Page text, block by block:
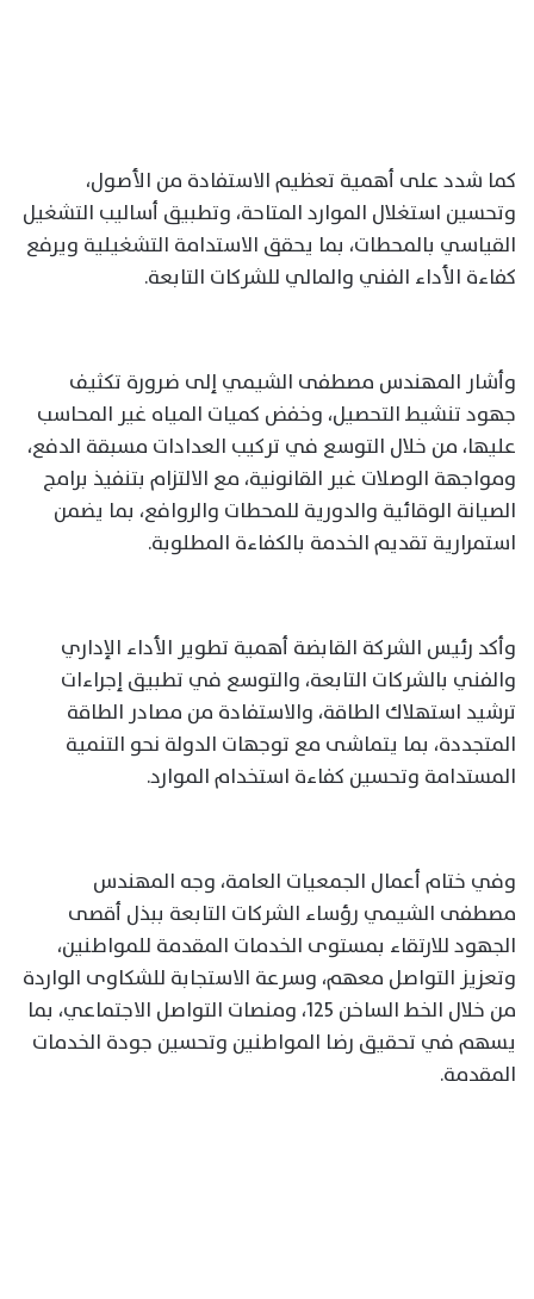
كما شدد على أهمية تعظيم الاستفادة من الأصول،
وتحسين استغلال الموارد المتاحة، وتطبيق أساليب التشغيل
القياسي بالمحطات، بما يحقق الاستدامة التشغيلية ويرفع
كفاءة الأداء الفني والمالي للشركات التابعة.
وأشار المهندس مصطفى الشيمي إلى ضرورة تكثيف
جهود تنشيط التحصيل، وخفض كميات المياه غير المحاسب
عليها، من خلال التوسع في تركيب العدادات مسبقة الدفع،
ومواجهة الوصلات غير القانونية، مع الالتزام بتنفيذ برامج
الصيانة الوقائية والدورية للمحطات والروافع، بما يضمن
استمرارية تقديم الخدمة بالكفاءة المطلوبة.
وأكد رئيس الشركة القابضة أهمية تطوير الأداء الإداري
والفني بالشركات التابعة، والتوسع في تطبيق إجراءات
ترشيد استهلاك الطاقة، والاستفادة من مصادر الطاقة
المتجددة، بما يتماشى مع توجهات الدولة نحو التنمية
المستدامة وتحسين كفاءة استخدام الموارد.
وفي ختام أعمال الجمعيات العامة، وجه المهندس
مصطفى الشيمي رؤساء الشركات التابعة ببذل أقصى
الجهود للارتقاء بمستوى الخدمات المقدمة للمواطنين،
وتعزيز التواصل معهم، وسرعة الاستجابة للشكاوى الواردة
من خلال الخط الساخن 125، ومنصات التواصل الاجتماعي، بما
يسهم في تحقيق رضا المواطنين وتحسين جودة الخدمات
المقدمة.